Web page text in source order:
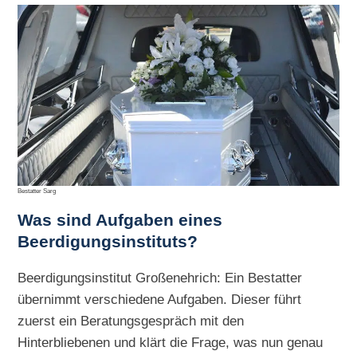
Bestatter Sarg
Was sind Aufgaben eines
Beerdigungsinstituts?
Beerdigungsinstitut Großenehrich: Ein Bestatter
übernimmt verschiedene Aufgaben. Dieser führt
zuerst ein Beratungsgespräch mit den
Hinterbliebenen und klärt die Frage, was nun genau